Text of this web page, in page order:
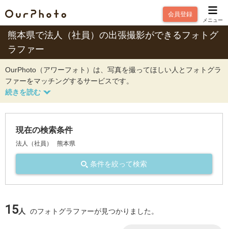
会員登録
メニュー
熊本県で法人（社員）の出張撮影ができるフォトグ
ラファー
OurPhoto（アワーフォト）は、写真を撮ってほしい人とフォトグラ
ファーをマッチングするサービスです。
現在の検索条件
法人（社員） 熊本県
条件を絞って検索
15人 のフォトグラファーが見つかりました。